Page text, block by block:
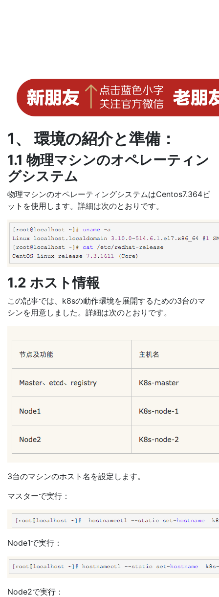
1、 環境の紹介と準備：
1.1 物理マシンのオペレーティン
グシステム
物理マシンのオペレーティングシステムはCentos7.364ビ
ットを使用します。詳細は次のとおりです。
1.2 ホスト情報
この記事では、k8sの動作環境を展開するための3台のマ
シンを用意しました。詳細は次のとおりです。
3台のマシンのホスト名を設定します。
マスターで実行：
Node1で実行：
Node2で実行：